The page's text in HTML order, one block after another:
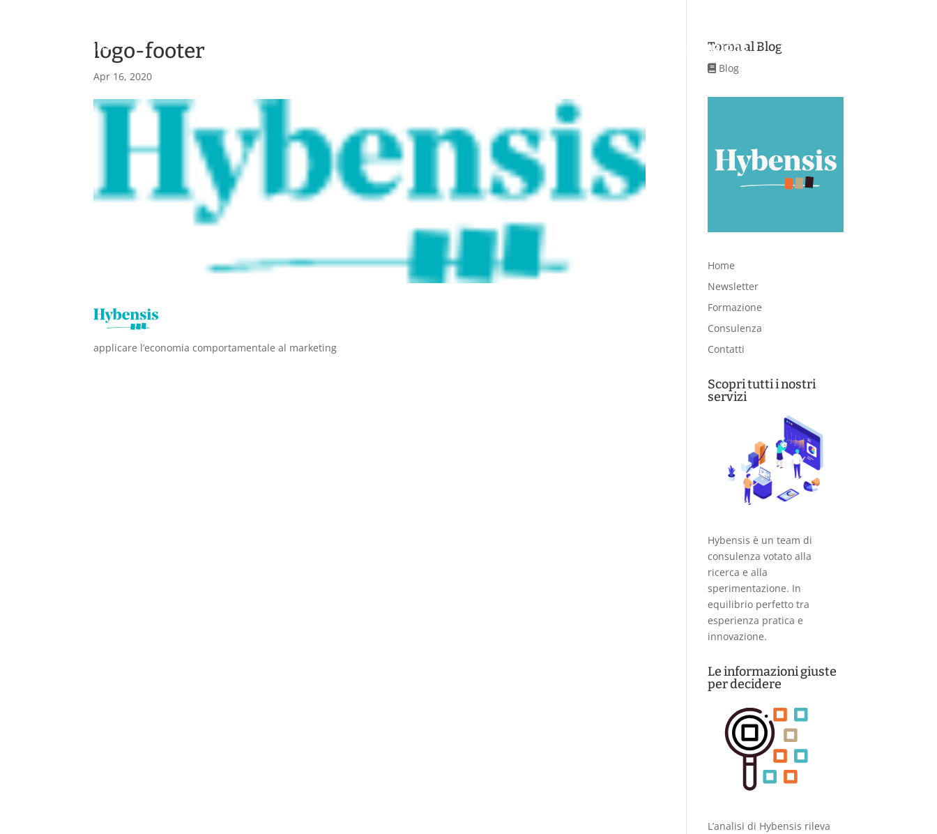
Aree di applicazione
logo-footer
Apr 16, 2020
applicare l’economia comportamentale al marketing
Torna al Blog
Blog
Home
Newsletter
Formazione
Consulenza
Contatti
Scopri tutti i nostri
servizi
Hybensis è un team di
consulenza votato alla
ricerca e alla
sperimentazione. In
equilibrio perfetto tra
esperienza pratica e
innovazione.
Le informazioni giuste
per decidere
L’analisi di Hybensis rileva